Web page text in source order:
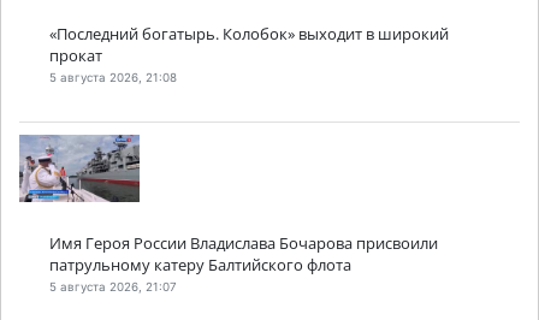
«Последний богатырь. Колобок» выходит в широкий
прокат
5 августа 2026, 21:08
Имя Героя России Владислава Бочарова присвоили
патрульному катеру Балтийского флота
5 августа 2026, 21:07